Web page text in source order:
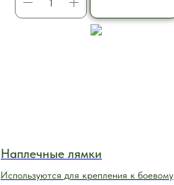
Наплечные лямки
Используются для крепления к боевому